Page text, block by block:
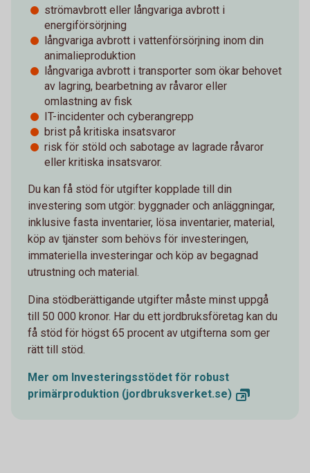
strömavbrott eller långvariga avbrott i
energiförsörjning
långvariga avbrott i vattenförsörjning inom din
animalieproduktion
långvariga avbrott i transporter som ökar behovet
av lagring, bearbetning av råvaror eller
omlastning av fisk
IT-incidenter och cyberangrepp
brist på kritiska insatsvaror
risk för stöld och sabotage av lagrade råvaror
eller kritiska insatsvaror.
Du kan få stöd för utgifter kopplade till din
investering som utgör: byggnader och anläggningar,
inklusive fasta inventarier, lösa inventarier, material,
köp av tjänster som behövs för investeringen,
immateriella investeringar och köp av begagnad
utrustning och material.
Dina stödberättigande utgifter måste minst uppgå
till 50 000 kronor. Har du ett jordbruksföretag kan du
få stöd för högst 65 procent av utgifterna som ger
rätt till stöd.
Mer om Investeringsstödet för robust
primärproduktion (jordbruksverket.se)